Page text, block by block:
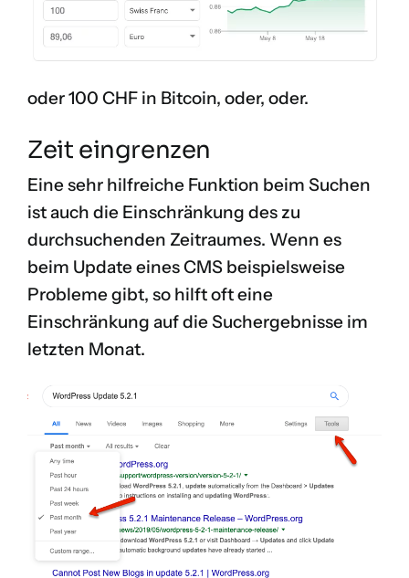
oder 100 CHF in Bitcoin, oder, oder.
Zeit eingrenzen
Eine sehr hilfreiche Funktion beim Suchen
ist auch die Einschränkung des zu
durchsuchenden Zeitraumes. Wenn es
beim Update eines CMS beispielsweise
Probleme gibt, so hilft oft eine
Einschränkung auf die Suchergebnisse im
letzten Monat.